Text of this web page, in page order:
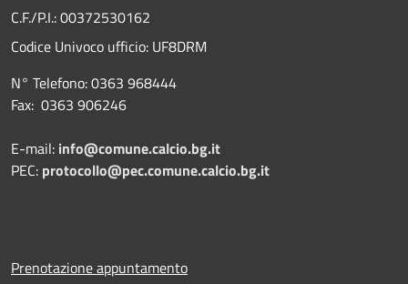
C.F./P.I.: 00372530162
Codice Univoco ufficio: UF8DRM
N° Telefono: 0363 968444
Fax: 0363 906246
E-mail: info@comune.calcio.bg.it
PEC: protocollo@pec.comune.calcio.bg.it
Prenotazione appuntamento